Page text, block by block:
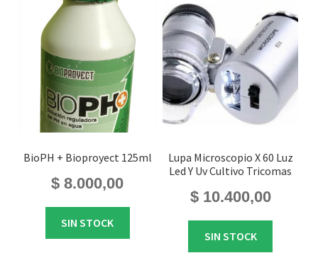
BioPH + Bioproyect 125ml
$ 8.000,00
SIN STOCK
Lupa Microscopio X 60 Luz
Led Y Uv Cultivo Tricomas
$10.400,00
SIN STOCK